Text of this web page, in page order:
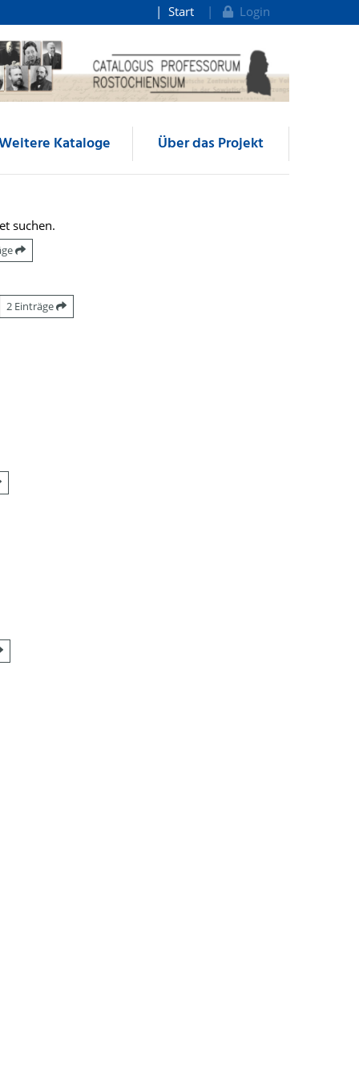
Start Login
Kataloge Über das Projekt
suchen.
2 Einträge